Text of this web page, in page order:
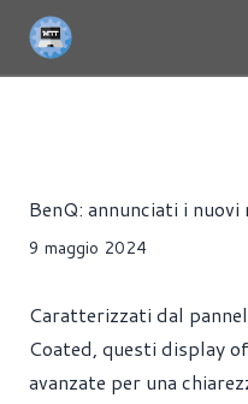
BenQ: annunciati i
9 maggio 2024
Caratterizzati dal
Coated, questi display
avanzate per una